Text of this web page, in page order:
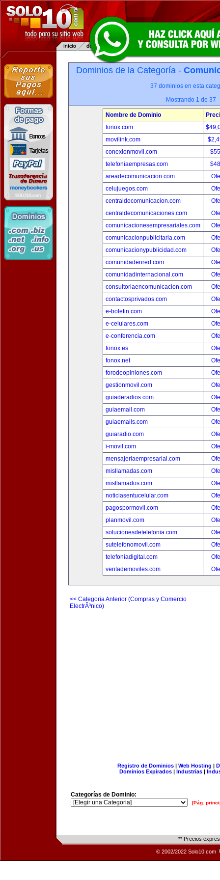
Dominios de la Categoría -
37 dominios en esta
Mostrando 1 de 37
Nombre de Dominio
fonox.com
movilink.com
conexionmovil.com
telefoniaempresas.com
areadecomunicacion.com
celujuegos.com
centraldecomunicacion.com
centraldecomunicaciones.com
comunicacionesempresariales.com
comunicacionpublicitaria.com
comunicacionypublicidad.com
comunidadenred.com
comunidadinternacional.com
consultoriaencomunicacion.com
contactosprivados.com
e-boletin.com
e-celulares.com
e-conferencia.com
fonox.es
fonox.net
forodeopiniones.com
gestionmovil.com
guiaderadios.com
guiaemail.com
guiaemails.com
guiaradio.com
i-movil.com
mensajeriaempresarial.com
misllamadas.com
misllamados.com
noticiasentucelular.com
pagospormovil.com
planmovil.com
solucionesdetelefonia.com
sutelefonomovil.com
telefoniadigital.com
ventademoviles.com
<< Categoria Anterior (Compras y Comercio
ElectrÃ³nico)
Registro de Dominios| Web Hosting |
Dominios Expirados | Industrias |
Categorías de Dominio:
[Pág.
** Precios
© 2002/2022 Solo10.com